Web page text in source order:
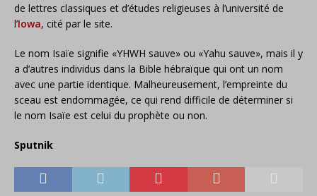
de lettres classiques et d’études religieuses à l’université de
l’Iowa, cité par le site.
Le nom Isaïe signifie «YHWH sauve» ou «Yahu sauve», mais il y
a d’autres individus dans la Bible hébraïque qui ont un nom
avec une partie identique. Malheureusement, l’empreinte du
sceau est endommagée, ce qui rend difficile de déterminer si
le nom Isaïe est celui du prophète ou non.
Sputnik